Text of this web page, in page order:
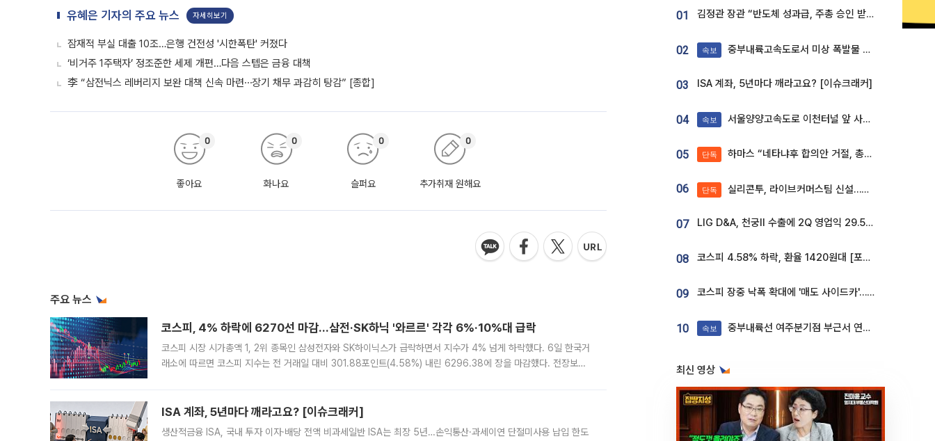
유혜은 기자의 주요 뉴스 자세히보기
잠재적 부실 대출 10조…은행 건전성 '시한폭탄' 커졌다
‘비거주 1주택자’ 정조준한 세제 개편…다음 스텝은 금융 대책
李 “삼전닉스 레버리지 보완 대책 신속 마련⋯장기 채무 과감히 탕감” [종합]
좋아요
0
화나요
0
슬퍼요
0
추가취재 원해요
0
주요 뉴스
코스피, 4% 하락에 6270선 마감…삼전·SK하닉 '와르르' 각각 6%·10%대 급락
코스피 시장 시가총액 1, 2위 종목인 삼성전자와 SK하이닉스가 급락하면서 지수가 4% 넘게 하락했다. 6일 한국거
래소에 따르면 코스피 지수는 전 거래일 대비 301.88포인트(4.58%) 내린 6296.38에 장을 마감했다. 전장보다
ISA 계좌, 5년마다 깨라고요? [이슈크래커]
생산적금융 ISA, 국내 투자 이자·배당 전액 비과세일반 ISA는 최장 5년…손익통산·과세이연 단절미사용 납입 한도
01 김정관 장관 “반도체 성과급, 주총 승인 받도록”…상법·자본시장법 개정 시사
02 속보 중부내륙고속도로서 미상 폭발물 발견
03 ISA 계좌, 5년마다 깨라고요? [이슈크래커]
04 속보 서울양양고속도로 이천터널 앞 사고 발생
05 단독 하마스 “네타냐후 합의안 거절, 총선 앞두고 시간 끌기”
06 단독 실리콘투, 라이브커머스팀 신설…K뷰티 ‘글로벌 판매망’ 확대[K뷰티 라방戰]
07 LIG D&A, 천궁Ⅱ 수출에 2Q 영업익 29.5%↑…수주잔고 24.6조 [종합]
08 코스피 4.58% 하락, 환율 1420원대 [포토]
09 코스피 장중 낙폭 확대에 '매도 사이드카'…외인 2.8조'팔자'· 개인 3.1조 '사자'
10 속보 중부내륙선 여주분기점 부근서 연이은 추돌사고 발생
최신 영상